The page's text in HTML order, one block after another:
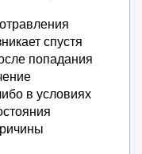
спустя
попадания
в условиях